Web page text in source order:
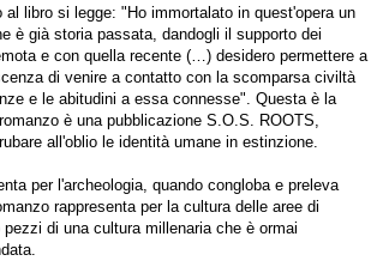
libro si legge: "Ho immortalato in quest'opera un
è già storia passata, dandogli il supporto dei
e con quella recente (…) desidero permettere a
di venire a contatto con la scomparsa civiltà
e le abitudini a essa connesse". Questa è la
è una pubblicazione S.O.S. ROOTS,
all'oblio le identità umane in estinzione.
per l'archeologia, quando congloba e preleva
rappresenta per la cultura delle aree di
di una cultura millenaria che è ormai